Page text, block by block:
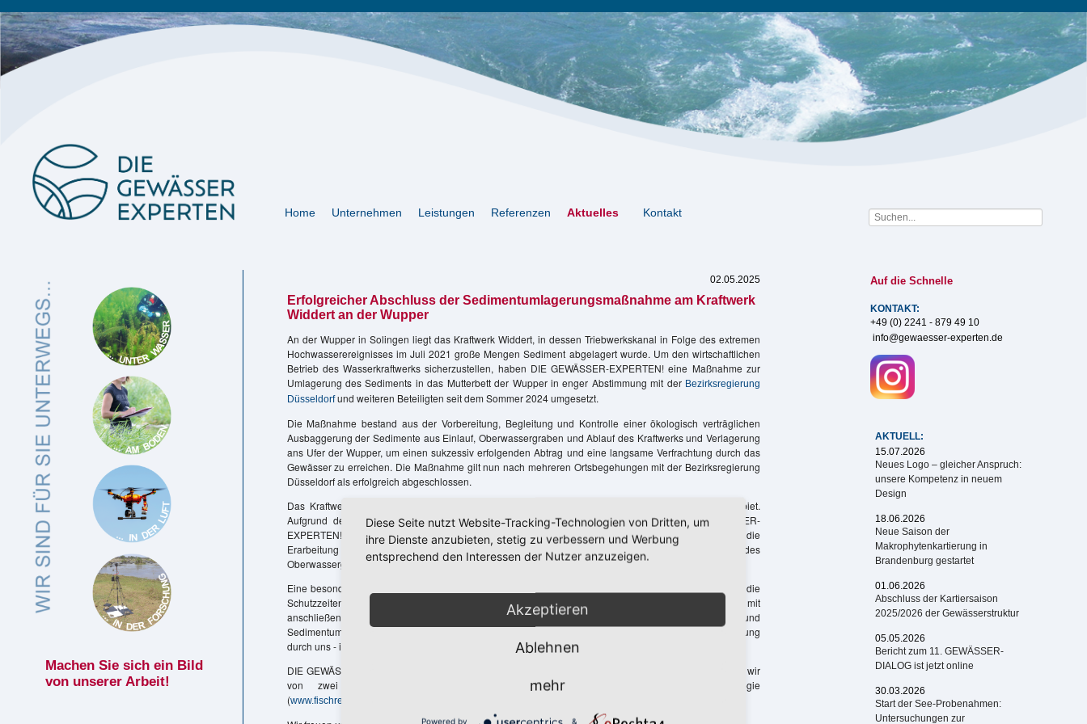
Navigation
Home Unternehmen Leistungen Referenzen Aktuelles Kontakt
Machen Sie sich ein Bild
von unserer Arbeit!
02.05.2025
Erfolgreicher Abschluss der Sedimentumlagerungsmaßnahme am Kraftwerk
Widdert an der Wupper
An der Wupper in Solingen liegt das Kraftwerk Widdert, in dessen Triebwerkskanal in Folge des extremen
Hochwasserereignisses im Juli 2021 große Mengen Sediment abgelagert wurde. Um den wirtschaftlichen
Betrieb des Wasserkraftwerks sicherzustellen, haben DIE GEWÄSSER-EXPERTEN! eine Maßnahme zur
Umlagerung des Sediments in das Mutterbett der Wupper in enger Abstimmung mit der Bezirksregierung
Düsseldorfund weiteren Beteiligten seit dem Sommer 2024 umgesetzt.
Die Maßnahme bestand aus der Vorbereitung, Begleitung und Kontrolle einer ökologisch verträglichen
Ausbaggerung der Sedimente aus Einlauf, Oberwassergraben und Ablauf des Kraftwerks und Verlagerung
ans Ufer der Wupper, um einen sukzessiv erfolgenden Abtrag und eine langsame Verfrachtung durch das
Gewässer zu erreichen. Die Maßnahme gilt nun nach mehreren Ortsbegehungen mit der Bezirksregierung
Düsseldorf als erfolgreich abgeschlossen.
Das Kraftwerk Widdert liegt an der Wupper ca. 21 km oberhalb der Mündung in einem FFH-Gebiet.
Aufgrund der umzulagernden Sedimentmengen wurde daher im Jahr 2024 durch DIE GEWÄSSER-
EXPERTEN! ein tragfähiges Sanierungskonzept mit den zuständigen Fachbehörden abgestimmt, dass die
Erarbeitung von Umweltgutachten, eine ökologische Baubegleitung sowie ein fachgerechtes Abfischen des
Oberwassergrabens zum Schutz der Fische und Rundmäuler vorsah.
Eine besondere Herausforderung stellte das knappe Zeitfenster für eine mögliche Umsetzung dar, um die
Schutzzeiten der Fischfauna und Rundmäuler im Jahr 2024 einzuhalten. Auf eine Elektrobefischung mit
anschließendem Ausbringen der Fische unterhalb im Gewässer folgte daher die Ausbaggerung und
Sedimentumlagerung der Sedimente - bei schönstem Herbstwetter und mit ökologischer Baubegleitung
durch uns - innerhalb weniger Tage Anfang September.
DIE GEWÄSSER-EXPERTEN! haben das gesamte Projekt in Eigenregie umgesetzt, unterstützt wurden wir
von zwei kleinen Unternehmen im Bereich Sedimentbegutachtung und Fischökologie
(www.fischrettung.nrw
Auf die Schnelle
KONTAKT:
+49 (0) 2241 - 879 49 10
info@gewaesser-experten.de
AKTUELL:
15.07.2026
Neues Logo – gleicher Anspruch:
unsere Kompetenz in neuem
Design
18.06.2026
Neue Saison der
Makrophytenkartierung in
Brandenburg gestartet
01.06.2026
Abschluss der Kartiersaison
2025/2026 der Gewässerstruktur
05.05.2026
Bericht zum 11. GEWÄSSER-
DIALOG ist jetzt online
30.03.2026
Start der See-Probenahmen:
Untersuchungen zur
Diese Seite nutzt Website-Tracking-Technologien von Dritten, um
ihre Dienste anzubieten, stetig zu verbessern und Werbung
entsprechend den Interessen der Nutzer anzuzeigen.
Akzeptieren
Ablehnen
mehr
Powered by &